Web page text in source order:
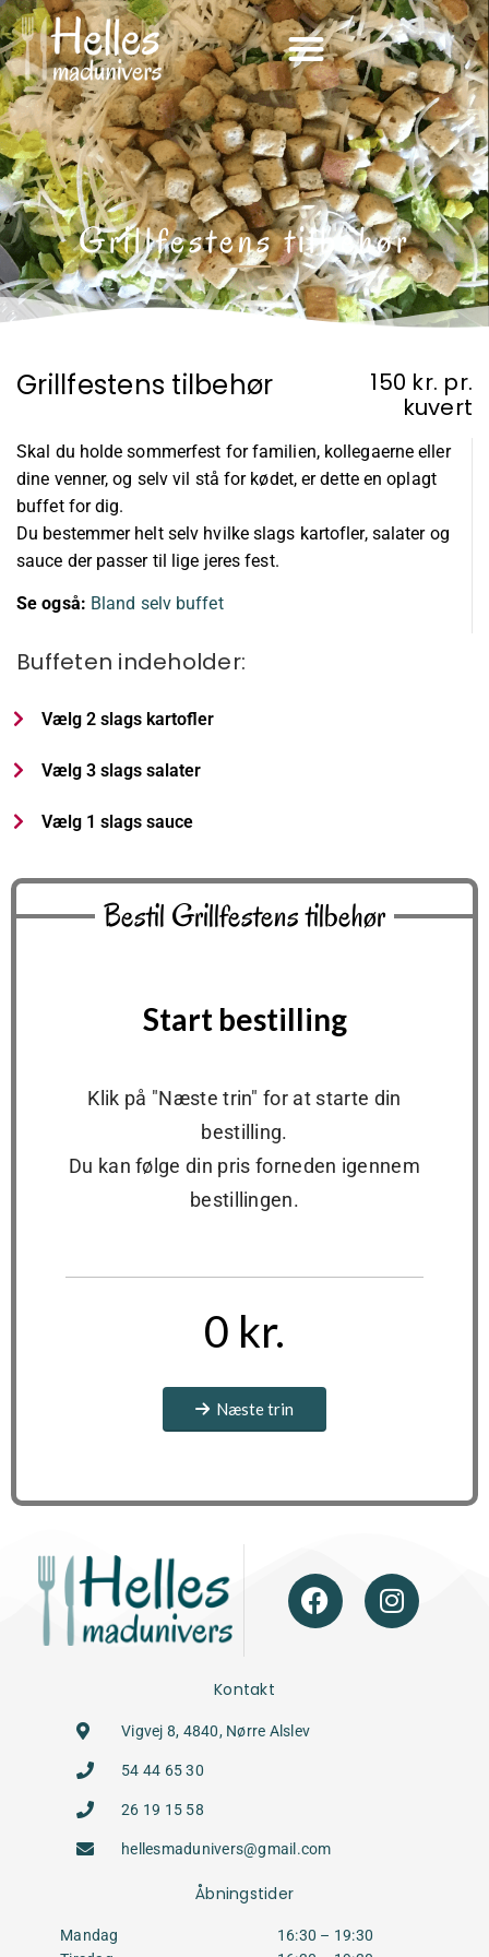
Grillfestens tilbehør
Grillfestens tilbehør
150 kr. pr.
kuvert
Skal du holde sommerfest for familien, kollegaerne eller
dine venner, og selv vil stå for kødet, er dette en oplagt
buffet for dig.
Du bestemmer helt selv hvilke slags kartofler, salater og
sauce der passer til lige jeres fest.
Se også: Bland selv buffet
Buffeten indeholder:
Vælg 2 slags kartofler
Vælg 3 slags salater
Vælg 1 slags sauce
Bestil Grillfestens tilbehør
Start bestilling
Klik på "Næste trin" for at starte din
bestilling.
Du kan følge din pris forneden igennem
bestillingen.
0 kr.
Næste trin
Kontakt
Vigvej 8, 4840, Nørre Alslev
54 44 65 30
26 19 15 58
hellesmadunivers@gmail.com
Åbningstider
Mandag
16:30 – 19:30